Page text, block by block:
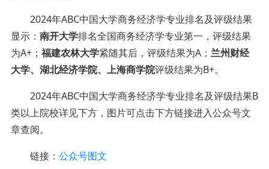
2024年ABC中国大学商务经济学专业排名及评级结果
显示： 南开大学排名全国商务经济学专业第一，评级结果
为A+； 福建农林大学紧随其后，评级结果为A； 兰州财经
大学、湖北经济学院、上海商学院评级结果为B+。
2024年ABC中国大学商务经济学专业排名及评级结果B
类以上院校详见下方，图片可点击下方链接进入公众号文
章查阅。
链接： 公众号图文